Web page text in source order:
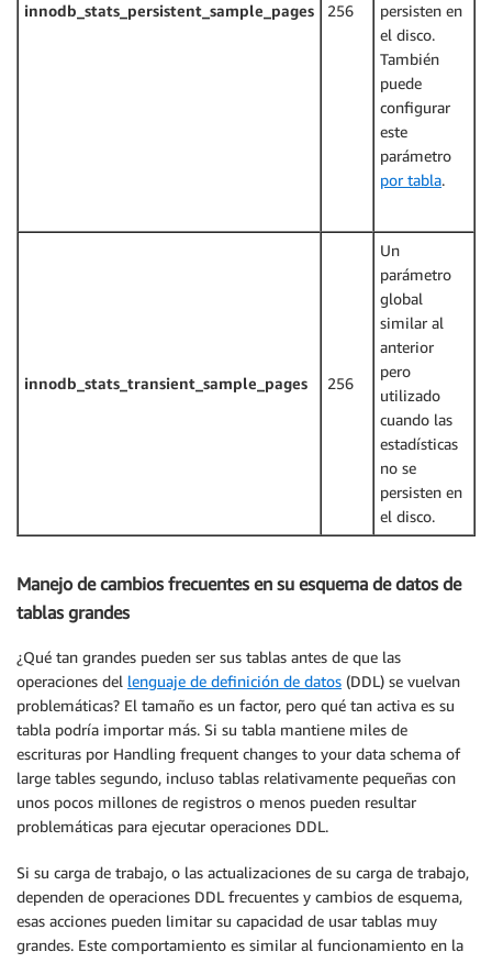
innodb_stats_persistent_sample_pages 256
persisten en
el disco.
También
puede
configurar
este
parámetro
por tabla.
innodb_stats_transient_sample_pages 256
Un
parámetro
global
similar al
anterior
pero
utilizado
cuando las
estadísticas
no se
persisten en
el disco.
Manejo de cambios frecuentes en su esquema de datos de
tablas grandes
¿Qué tan grandes pueden ser sus tablas antes de que las
operaciones del lenguaje de definición de datos (DDL) se vuelvan
problemáticas? El tamaño es un factor, pero qué tan activa es su
tabla podría importar más. Si su tabla mantiene miles de
escrituras por Handling frequent changes to your data schema of
large tables segundo, incluso tablas relativamente pequeñas con
unos pocos millones de registros o menos pueden resultar
problemáticas para ejecutar operaciones DDL.
Si su carga de trabajo, o las actualizaciones de su carga de trabajo,
dependen de operaciones DDL frecuentes y cambios de esquema,
esas acciones pueden limitar su capacidad de usar tablas muy
grandes. Este comportamiento es similar al funcionamiento en la